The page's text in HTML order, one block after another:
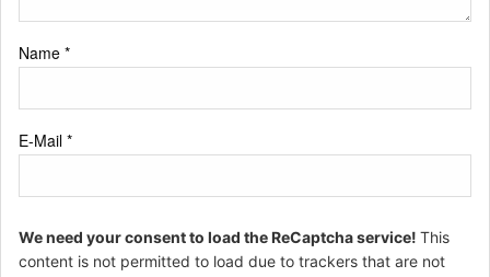
Name *
E-Mail *
We need your consent to load the ReCaptcha service! This
content is not permitted to load due to trackers that are not